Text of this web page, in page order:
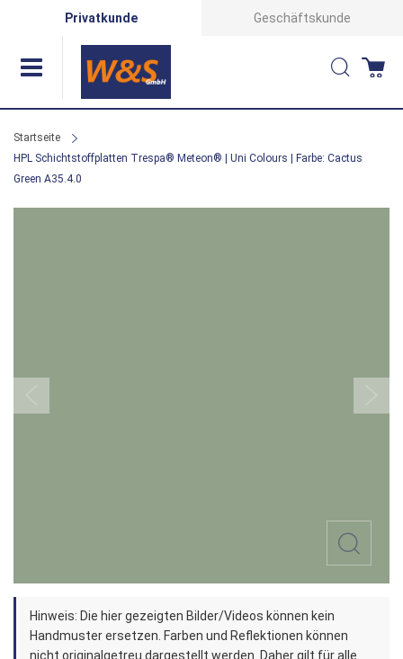
Privatkunde Geschäftskunde
Suche
Startseite
HPL Schichtstoffplatten Trespa® Meteon® | Uni Colours | Farbe: Cactus
Green A35.4.0
Zum
Anfang
der
Hinweis: Die hier gezeigten Bilder/Videos können kein
Handmuster ersetzen. Farben und Reflektionen können
nicht originalgetreu dargestellt werden. Daher gilt für alle